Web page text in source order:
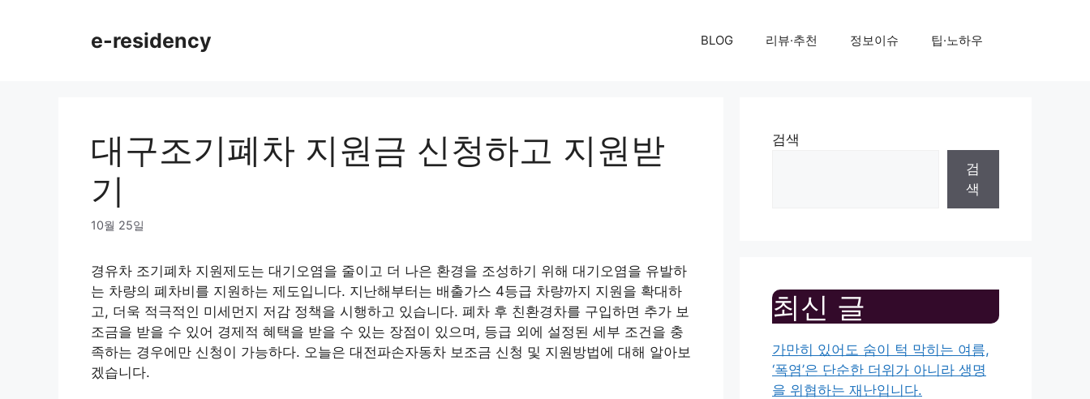
e-residency BLOG 리뷰·추천 정보이슈 팁·노하우
대구조기폐차 지원금 신청하고 지원받
기
10월 25일
경유차 조기폐차 지원제도는 대기오염을 줄이고 더 나은 환경을 조성하기 위해 대기오염을 유발하
는 차량의 폐차비를 지원하는 제도입니다. 지난해부터는 배출가스 4등급 차량까지 지원을 확대하
고, 더욱 적극적인 미세먼지 저감 정책을 시행하고 있습니다. 폐차 후 친환경차를 구입하면 추가 보
조금을 받을 수 있어 경제적 혜택을 받을 수 있는 장점이 있으며, 등급 외에 설정된 세부 조건을 충
족하는 경우에만 신청이 가능하다. 오늘은 대전파손자동차 보조금 신청 및 지원방법에 대해 알아보
겠습니다.
검색
검
색
최신 글
가만히 있어도 숨이 턱 막히는 여름,
‘폭염’은 단순한 더위가 아니라 생명
을 위협하는 재난입니다.